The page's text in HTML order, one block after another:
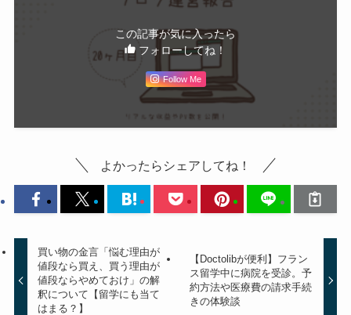
この記事が気に入ったら
フォローしてね！
Follow Me
よかったらシェアしてね！
買い物の金言「悩む理由が
値段なら買え、買う理由が
値段ならやめておけ」の解
釈について【留学にも当て
はまる？】
【Doctolibが便利】フラン
ス留学中に病院を受診。予
約方法や医療費の請求手続
きの体験談